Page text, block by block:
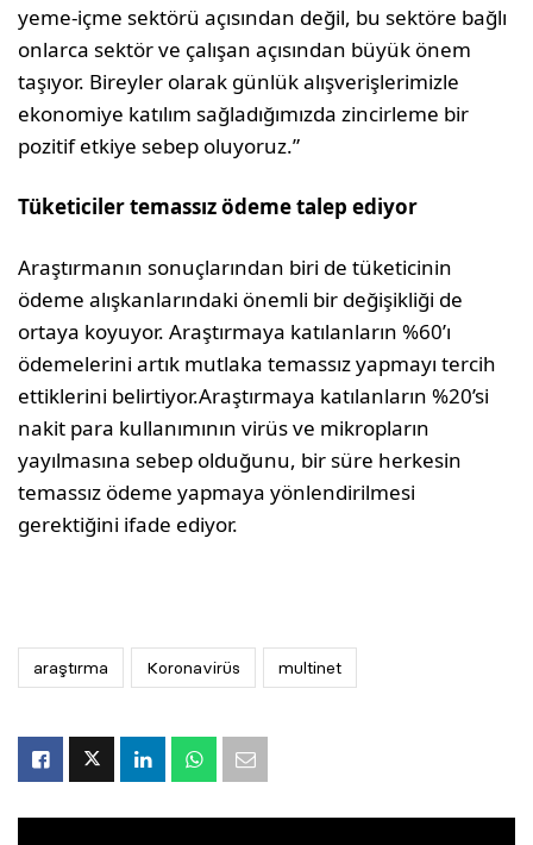
yeme-içme sektörü açısından değil, bu sektöre bağlı
onlarca sektör ve çalışan açısından büyük önem
taşıyor. Bireyler olarak günlük alışverişlerimizle
ekonomiye katılım sağladığımızda zincirleme bir
pozitif etkiye sebep oluyoruz.”
Tüketiciler temassız ödeme talep ediyor
Araştırmanın sonuçlarından biri de tüketicinin
ödeme alışkanlarındaki önemli bir değişikliği de
ortaya koyuyor. Araştırmaya katılanların %60’ı
ödemelerini artık mutlaka temassız yapmayı tercih
ettiklerini belirtiyor.Araştırmaya katılanların %20’si
nakit para kullanımının virüs ve mikropların
yayılmasına sebep olduğunu, bir süre herkesin
temassız ödeme yapmaya yönlendirilmesi
gerektiğini ifade ediyor.
araştırma Koronavirüs multinet